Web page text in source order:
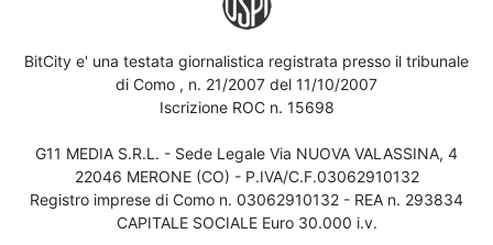
BitCity e' una testata giornalistica registrata presso il tribunale
di Como , n. 21/2007 del 11/10/2007
Iscrizione ROC n. 15698
G11 MEDIA S.R.L. - Sede Legale Via NUOVA VALASSINA, 4
22046 MERONE (CO) - P.IVA/C.F.03062910132
Registro imprese di Como n. 03062910132 - REA n. 293834
CAPITALE SOCIALE Euro 30.000 i.v.